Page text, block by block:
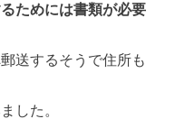
ためには書類が必要
送するそうで住所も
した。